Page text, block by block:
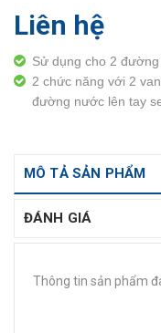
Liên hệ
Sử dụng cho 2
2 chức năng với 2
đường nước lên tay
MÔ TẢ SẢN PHẨM
ĐÁNH GIÁ
Thông tin sản phẩm